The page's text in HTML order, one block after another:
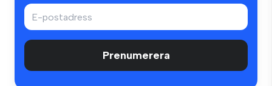
Prenumerera